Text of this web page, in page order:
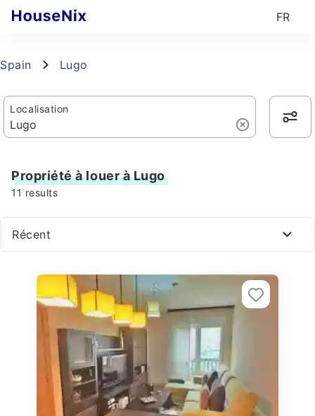
FR
Spain Lugo
Localisation
Propriété à louer à Lugo
11 results
Récent